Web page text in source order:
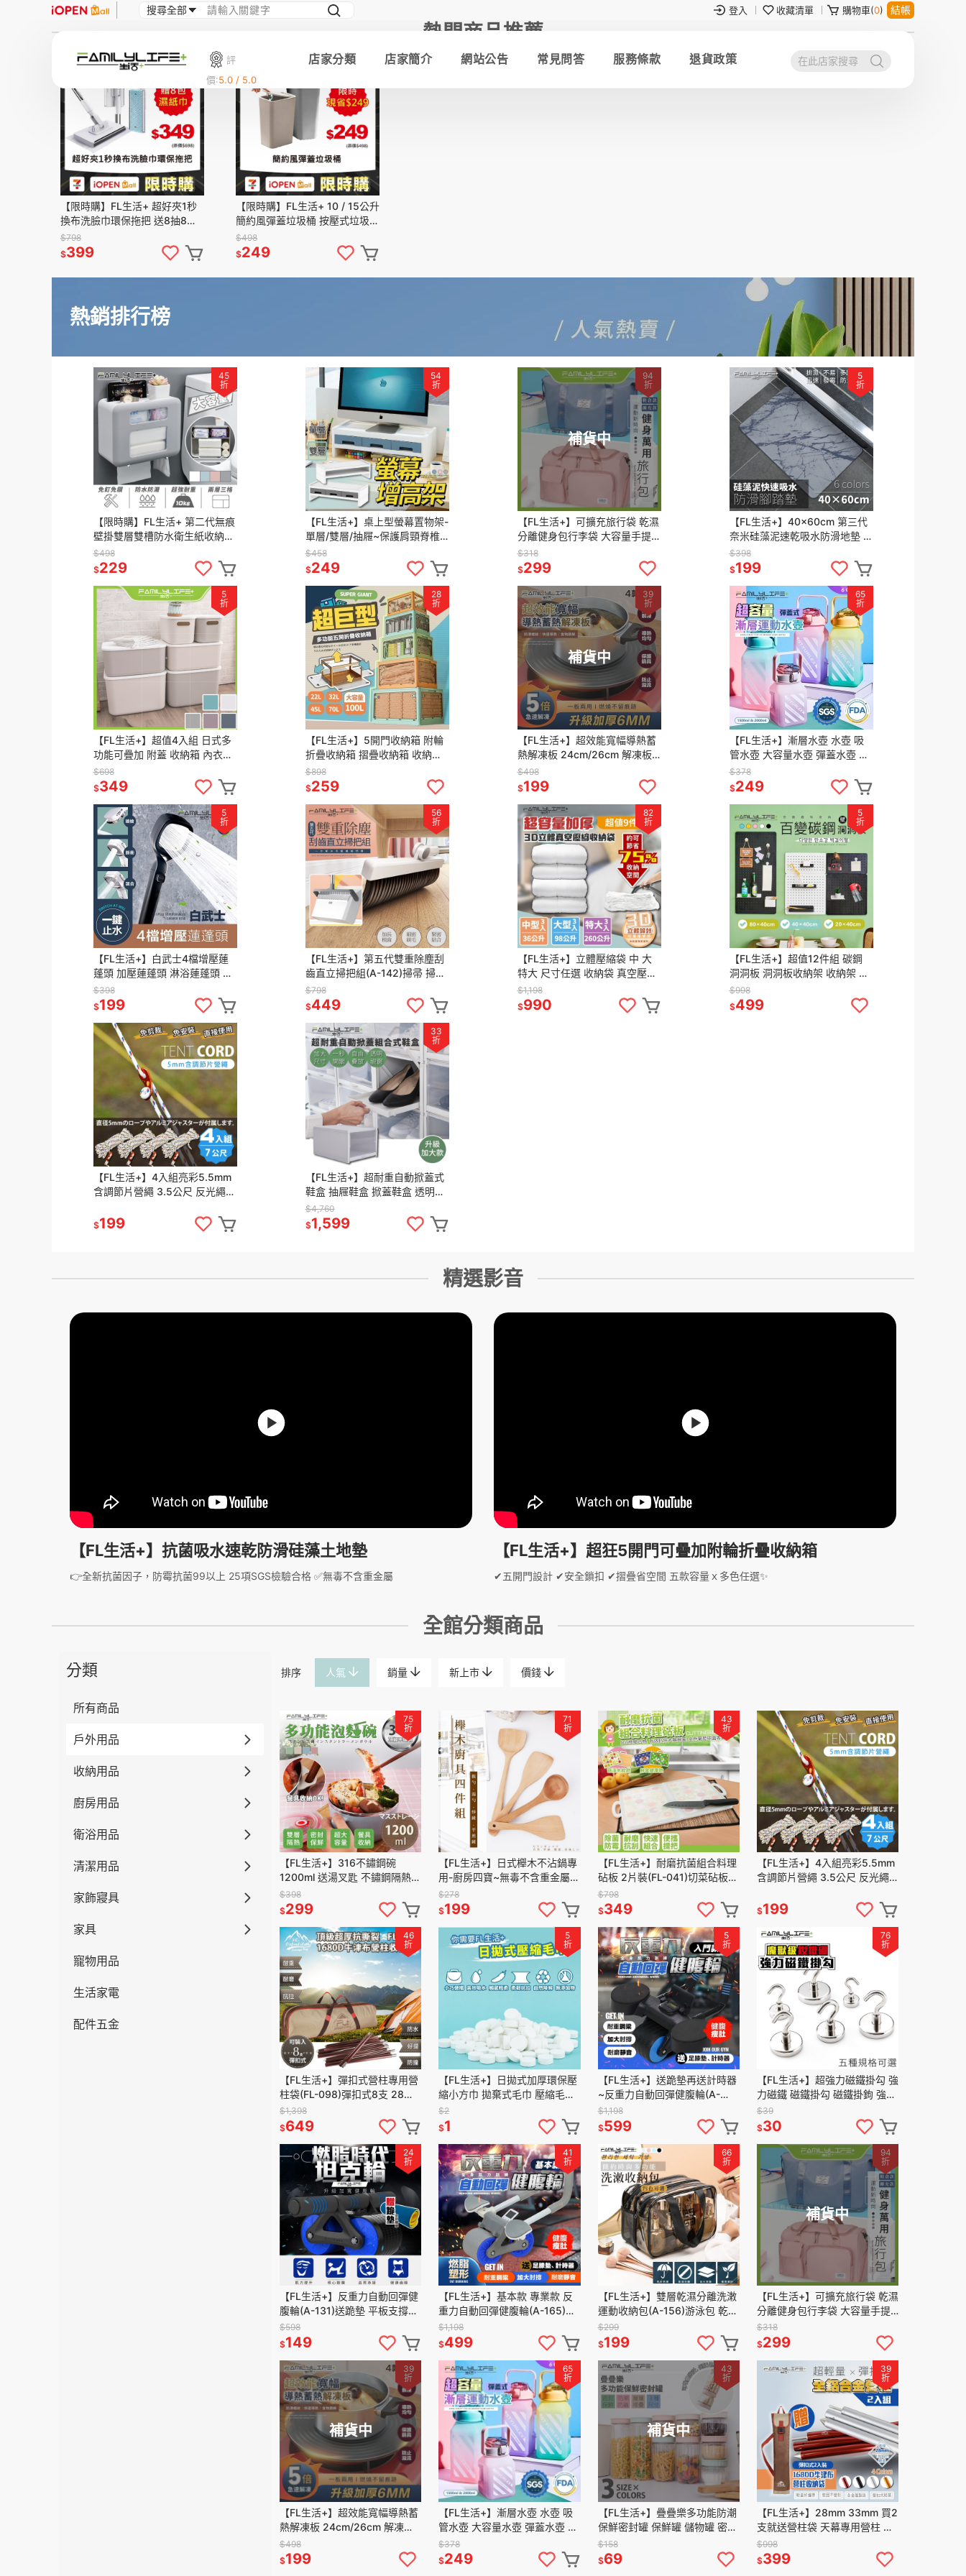
登入 收藏清單 購物車(0) 結帳
評
價:5.0 / 5.0
店家分類 店家簡介 網站公告 常見問答 服務條款 退貨政策
熱門商品推薦
【限時購】FL生活+ 超好夾1秒
換布洗臉巾環保拖把 送8抽8包
濕紙巾
$798
$399
【限時購】FL生活+ 10 / 15公升
簡約風彈蓋垃圾桶 按壓式垃圾桶
按壓垃圾桶 浴室垃圾桶
$498
$249
熱銷排行榜
45
折
【限時購】FL生活+ 第二代無痕
壁掛雙層雙槽防水衛生紙收納盒
_A-028 免釘免鑽無痕貼 一貼即
固定 上層可置物
$498
$229
54
折
【FL生活+】桌上型螢幕置物架-
單層/雙層/抽屜~保護肩頸脊椎~
告別脖子痠痛~保持桌面整齊~內
建抽屜~文具小物分隔收納
$458
$249
補貨中
94
折
【FL生活+】可擴充旅行袋 乾濕
分離健身包行李袋 大容量手提行
李袋-運動旅行袋 旅行包袋 健身
包 游泳包 大手提袋包
$318
$299
5
折
【FL生活+】40x60cm 第三代
奈米硅藻泥速乾吸水防滑地墊 硅
藻土 吸水腳踏墊 硅藻泥 吸水地
墊 腳踏墊
$398
$199
5
折
【FL生活+】超值4入組 日式多
功能可疊加 附蓋 收納箱 內衣收
納 內衣褲收納 收納盒 收納籃 整
理盒 置物籃 箱子
$698
$349
28
折
【FL生活+】5開門收納箱 附輪
折疊收納箱 摺疊收納箱 收納櫃
收納箱 置物箱 衣服收納 衣物收
納 零食收納 棉被收納
$898
$259
補貨中
39
折
【FL生活+】超效能寬幅導熱蓄
熱解凍板 24cm/26cm 解凍板
導熱板 退冰板 解凍盤 節能板 食
物解凍板 解凍導
$498
$199
65
折
【FL生活+】漸層水壺 水壺 吸
管水壺 大容量水壺 彈蓋水壺 方
形水壺 運動水壺 運動水壺
2000ml 1500ml
$378
$249
5
折
【FL生活+】白武士4檔增壓蓮
蓬頭 加壓蓮蓬頭 淋浴蓮蓬頭 浴
室蓮蓬頭 省水蓮蓬頭 蓮蓬頭增
壓 高壓蓮蓬頭 淋浴蓮蓬頭
$398
$199
56
折
【FL生活+】第五代雙重除塵刮
齒直立掃把組(A-142)掃帚 掃把
掃把畚箕組 掃把組 站立式掃把
$798
$449
82
折
【FL生活+】立體壓縮袋 中 大
特大 尺寸任選 收納袋 真空壓縮
袋 真空收納袋 棉被收納袋 棉被
收納 衣櫃收納 壓縮袋
$1,198
$990
5
折
【FL生活+】超值12件組 碳鋼
洞洞板 洞洞板收納架 收納架 洞
洞板架 洞洞板置物架 洞洞鐵板
置物架 金屬洞洞板
$998
$499
【FL生活+】4入組亮彩5.5mm
含調節片營繩 3.5公尺 反光繩
繩 螢光營繩 露營
$199
33
折
【FL生活+】超耐重自動掀蓋式
鞋盒 抽屜鞋盒 掀蓋鞋盒 透明鞋
盒 鞋櫃 鞋櫃收納 鞋櫃收納櫃 抽
屜式鞋盒
$4,760
$1,599
精選影音
【FL生活+】抗菌吸水速乾防滑硅藻土地墊
👉全新抗菌因子，防霉抗菌99以上 25項SGS檢驗合格 ✅無毒不含重金屬
【FL生活+】超狂5開門可疊加附輪折疊收納箱
✔五開門設計 ✔安全鎖扣 ✔摺疊省空間 五款容量ｘ多色任選✨
全館分類商品
分類
所有商品
戶外用品
收納用品
廚房用品
衛浴用品
清潔用品
家飾寢具
家具
寵物用品
生活家電
配件五金
排序 人氣 銷量 新上市 價錢
75
折
【FL生活+】316不鏽鋼碗
1200ml 送湯叉匙 不鏽鋼隔熱碗
不鏽鋼碗 不鏽鋼餐具 泡麵碗 隔
熱碗
$398
$299
71
折
【FL生活+】日式櫸木不沾鍋專
用-廚房四寶~無毒不含重金屬~
不刮傷鍋具~好鏟好翻鍋~湯勺~
飯勺~炒鍋鏟~平煎鏟
$278
$199
43
折
【FL生活+】耐磨抗菌組合料理
砧板 2片裝(FL-041)切菜砧板
砧板 切菜板 粘板 菜板砧板 環
保砧板 切菜砧板
$798
$349
【FL生活+】4入組亮彩5.5mm
含調節片營繩 3.5公尺 反光繩
繩 螢光營繩 露營
$199
46
折
【FL生活+】彈扣式營柱專用營
柱袋(FL-098)彈扣式8支 28節
專用袋 營柱袋 帳蓬收納 營柱收
納 天幕收納
$1,398
$649
5
折
【FL生活+】日拋式加厚環保壓
縮小方巾 拋棄式毛巾 壓縮毛巾
旅行 毛巾 洗臉巾 壓縮 小毛巾
全棉 小方巾 拋棄式方巾
$2
$1
5
折
【FL生活+】送跪墊再送計時器
~反重力自動回彈健腹輪(A-
166)真正採用TPR超靜音耐磨防
滑滾輪 健身滾輪 坦克輪
$1,198
$599
76
折
【FL生活+】超強力磁鐵掛勾 強
力磁鐵 磁鐵掛勾 磁鐵掛鉤 強力
磁鐵掛鉤 磁性掛勾 磁吸掛勾 露
營掛勾 吸鐵掛勾
$39
$30
24
折
【FL生活+】反重力自動回彈健
腹輪(A-131)送跪墊 平板支撐訓
練器 健腹輪 坦克健腹輪 健身滾
輪 滾輪健腹輪
$598
$149
41
折
【FL生活+】基本款 專業款 反
重力自動回彈健腹輪(A-165)坦
克輪送跪墊再送計時器~真正採
用TPR超靜音耐磨防滑滾輪
$1,198
$499
66
折
【FL生活+】雙層乾濕分離洗潄
運動收納包(A-156)游泳包 乾濕
分離包 收納包 防水袋 防水包
洗漱包 運動包 健身包
$299
$199
補貨中
94
折
【FL生活+】可擴充旅行袋 乾濕
分離健身包行李袋 大容量手提
行李袋-運動旅行袋 旅行包袋 健
身包 游泳包 大手提袋包
$318
$299
補貨中
39
折
【FL生活+】超效能寬幅導熱蓄
熱解凍板 24cm/26cm 解凍板
導熱板 退冰板 解凍盤 節能板
食物解凍板 解凍導
$498
$199
65
折
【FL生活+】漸層水壺 水壺 吸
管水壺 大容量水壺 彈蓋水壺 方
形水壺 運動水壺 運動水壺
2000ml 1500ml
$378
$249
補貨中
43
折
【FL生活+】疊疊樂多功能防潮
保鮮密封罐 保鮮罐 儲物罐 密封
儲物罐 密封收納罐 密封盒 密封
罐 收納罐 食物密封罐
$158
$69
39
折
【FL生活+】28mm 33mm 買2
支就送營柱袋 天幕專用營柱 天
幕專用營柱 帳蓬 客廳帳 四角帳
天幕桿
$998
$399